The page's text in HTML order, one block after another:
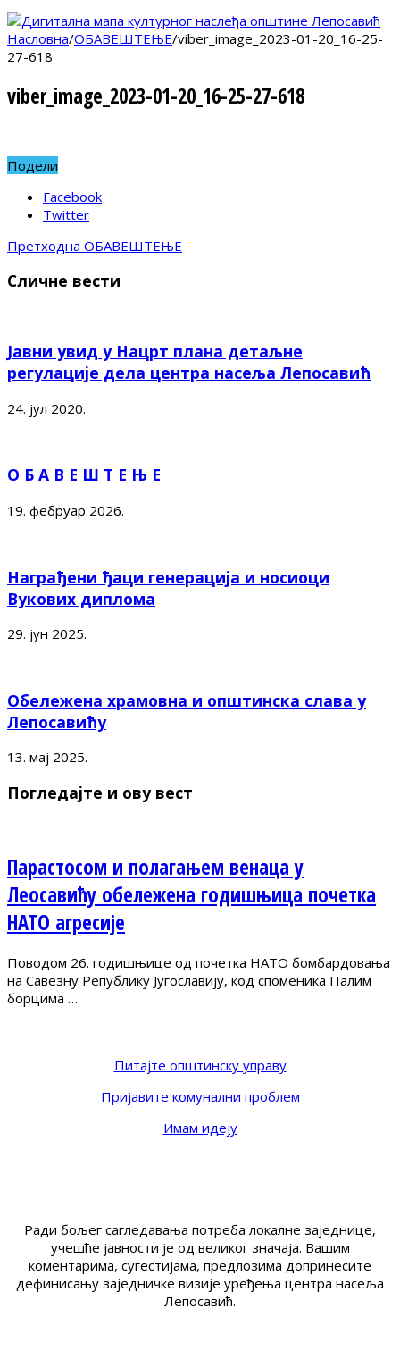
Насловна/ОБАВЕШТЕЊЕ/viber_image_2023-01-20_16-25-
27-618
viber_image_2023-01-20_16-25-27-618
Подели
Facebook
Twitter
Претходна ОБАВЕШТЕЊЕ
Сличне вести
Јавни увид у Нацрт плана детаљне
регулације дела центра насеља Лепосавић
24. јул 2020.
О Б А В Е Ш Т Е Њ Е
19. фебруар 2026.
Награђени ђаци генерација и носиоци
Вукових диплома
29. јун 2025.
Обележена храмовна и општинска слава у
Лепосавићу
13. мај 2025.
Погледајте и ову вест
Парастосом и полагањем венаца у
Леосавићу обележена годишњица почетка
НАТО агресије
Поводом 26. годишњице од почетка НАТО бомбардовања
на Савезну Републику Југославију, код споменика Палим
борцима …
Питајте општинску управу
Пријавите комунални проблем
Имам идеју
Ради бољег сагледавања потреба локалне заједнице,
учешће јавности је од великог значаја. Вашим
коментарима, сугестијама, предлозима допринесите
дефинисању заједничке визије уређења центра насеља
Лепосавић.